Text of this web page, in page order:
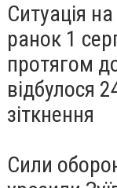
Ситуація
ранок 1
протягом
відбулося
зіткнення
Сили